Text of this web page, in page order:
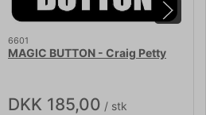
6601
MAGIC BUTTON - Craig Petty
DKK 185,00 / stk